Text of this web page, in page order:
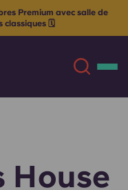
Premium avec salle de
classiques 🗓️
House